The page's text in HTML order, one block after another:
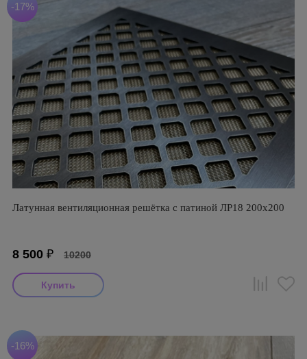
-17%
Латунная вентиляционная решётка с патиной ЛР18 200х200
8 500 ₽ 10200
-16%